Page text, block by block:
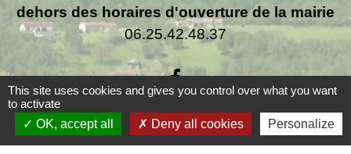
dehors des horaires d'ouverture de la mairie
06.25.42.48.37
Liens
This site uses cookies and gives you control over what you want
to activate
OK, accept all
Deny all cookies Personalize